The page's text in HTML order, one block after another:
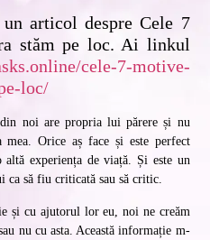
articol despre Cele 7
stăm pe loc. Ai linkul
cele-7-motive-
loc/
noi are propria lui părere și nu
Orice aș face și este perfect
experiența de viață. Și este un
ca să fiu criticată sau să critic.
și cu ajutorul lor eu, noi ne creăm
nu cu asta. Această informație m-